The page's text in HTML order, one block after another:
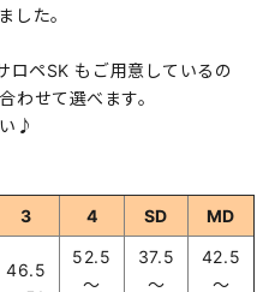
した。
ロペSK もご用意しているの
わせて選べます。
♪
3 4 SD MD
46.5
52.5
～
37.5
～
42.5
～